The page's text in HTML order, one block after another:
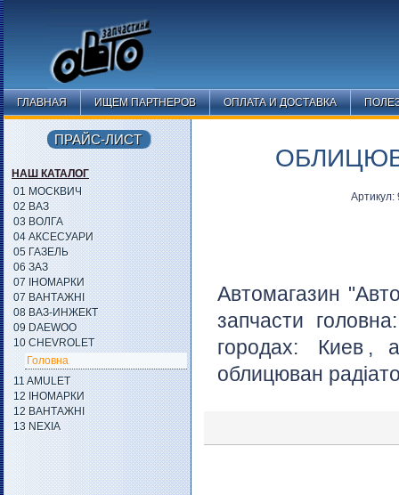
ГЛАВНАЯ ИЩЕМ ПАРТНЕРОВ ОПЛАТА И ДОСТАВКА
Автомагазин
запчасти
городах:
Киев , а
облицюван
ПРАЙС-ЛИСТ
НАШ КАТАЛОГ
01 МОСКВИЧ
02 ВАЗ
03 ВОЛГА
04 АКСЕСУАРИ
05 ГАЗЕЛЬ
06 ЗАЗ
07 ІНОМАРКИ
07 ВАНТАЖНІ
08 ВАЗ-ИНЖЕКТ
09 DAEWOO
10 CHEVROLET
Головна
11 AMULET
12 ІНОМАРКИ
12 ВАНТАЖНІ
13 NEXIA